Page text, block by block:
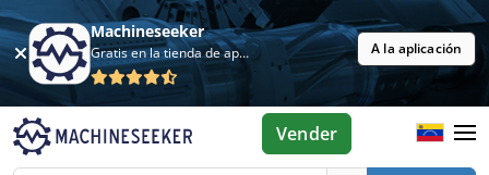
Machineseeker
Gratis en la tienda de aplicaciones A la aplicación
Vender